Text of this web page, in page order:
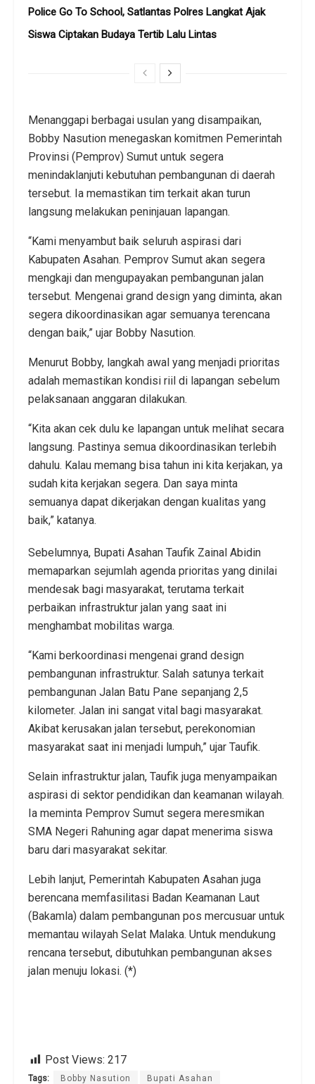
Police Go To School, Satlantas Polres Langkat Ajak
Siswa Ciptakan Budaya Tertib Lalu Lintas
Menanggapi berbagai usulan yang disampaikan,
Bobby Nasution menegaskan komitmen Pemerintah
Provinsi (Pemprov) Sumut untuk segera
menindaklanjuti kebutuhan pembangunan di daerah
tersebut. Ia memastikan tim terkait akan turun
langsung melakukan peninjauan lapangan.
“Kami menyambut baik seluruh aspirasi dari
Kabupaten Asahan. Pemprov Sumut akan segera
mengkaji dan mengupayakan pembangunan jalan
tersebut. Mengenai grand design yang diminta, akan
segera dikoordinasikan agar semuanya terencana
dengan baik,” ujar Bobby Nasution.
Menurut Bobby, langkah awal yang menjadi prioritas
adalah memastikan kondisi riil di lapangan sebelum
pelaksanaan anggaran dilakukan.
“Kita akan cek dulu ke lapangan untuk melihat secara
langsung. Pastinya semua dikoordinasikan terlebih
dahulu. Kalau memang bisa tahun ini kita kerjakan, ya
sudah kita kerjakan segera. Dan saya minta
semuanya dapat dikerjakan dengan kualitas yang
baik,” katanya.
Sebelumnya, Bupati Asahan Taufik Zainal Abidin
memaparkan sejumlah agenda prioritas yang dinilai
mendesak bagi masyarakat, terutama terkait
perbaikan infrastruktur jalan yang saat ini
menghambat mobilitas warga.
“Kami berkoordinasi mengenai grand design
pembangunan infrastruktur. Salah satunya terkait
pembangunan Jalan Batu Pane sepanjang 2,5
kilometer. Jalan ini sangat vital bagi masyarakat.
Akibat kerusakan jalan tersebut, perekonomian
masyarakat saat ini menjadi lumpuh,” ujar Taufik.
Selain infrastruktur jalan, Taufik juga menyampaikan
aspirasi di sektor pendidikan dan keamanan wilayah.
Ia meminta Pemprov Sumut segera meresmikan
SMA Negeri Rahuning agar dapat menerima siswa
baru dari masyarakat sekitar.
Lebih lanjut, Pemerintah Kabupaten Asahan juga
berencana memfasilitasi Badan Keamanan Laut
(Bakamla) dalam pembangunan pos mercusuar untuk
memantau wilayah Selat Malaka. Untuk mendukung
rencana tersebut, dibutuhkan pembangunan akses
jalan menuju lokasi. (*)
Post Views: 217
Tags: Bobby Nasution Bupati Asahan